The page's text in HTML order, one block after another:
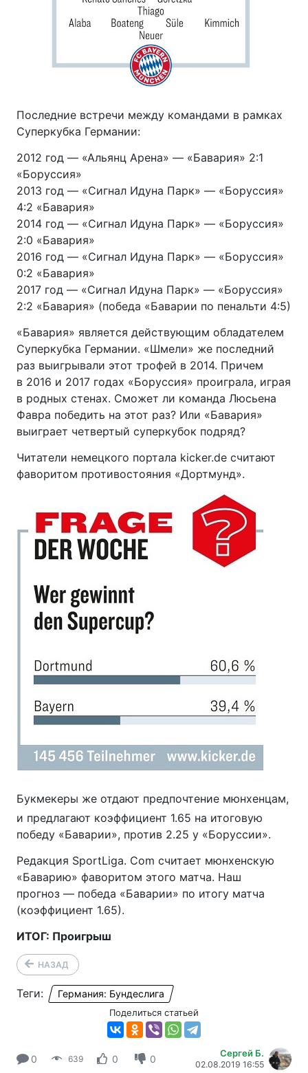
Последние встречи между командами в рамках
Суперкубка Германии:
2012 год — «Альянц Арена» — «Бавария» 2:1
«Боруссия»
2013 год — «Сигнал Идуна Парк» — «Боруссия»
4:2 «Бавария»
2014 год — «Сигнал Идуна Парк» — «Боруссия»
2:0 «Бавария»
2016 год — «Сигнал Идуна Парк» — «Боруссия»
0:2 «Бавария»
2017 год — «Сигнал Идуна Парк» — «Боруссия»
2:2 «Бавария» (победа «Баварии по пенальти 4:5)
«Бавария» является действующим обладателем
Суперкубка Германии. «Шмели» же последний
раз выигрывали этот трофей в 2014. Причем
в 2016 и 2017 годах «Боруссия» проиграла, играя
в родных стенах. Сможет ли команда Люсьена
Фавра победить на этот раз? Или «Бавария»
выиграет четвертый суперкубок подряд?
Читатели немецкого портала kicker.de считают
фаворитом противостояния «Дортмунд».
Букмекеры же отдают предпочтение мюнхенцам,
и предлагают коэффициент 1.65 на итоговую
победу «Баварии», против 2.25 у «Боруссии».
Редакция SportLiga. Com считает мюнхенскую
«Баварию» фаворитом этого матча. Наш
прогноз — победа «Баварии» по итогу матча
(коэффициент 1.65).
ИТОГ: Проигрыш
НАЗАД
Теги: Германия: Бундеслига
Поделиться статьей
0 639 0 0 Сергей Б.
02.08.2019 16:55